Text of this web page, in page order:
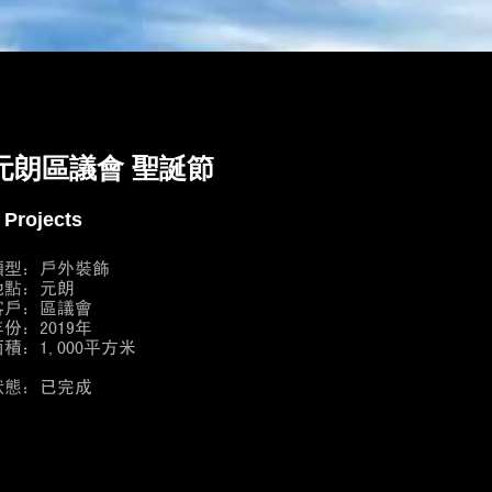
朗區議會 聖誕節
Projects
型：戶外裝飾
點：元朗
戶：區議會
份：2019年
積：1,000平方米
態：已完成